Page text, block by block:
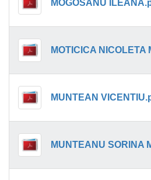
MOGOSANU
MOTICICA
MUNTEAN
MUNTEANU SORINA